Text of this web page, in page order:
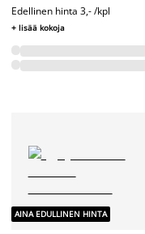
Edellinen hinta 3,- /kpl
+ lisää kokoja
AINA EDULLINEN HINTA